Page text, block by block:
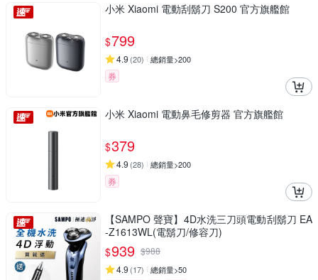
小米 Xiaomi 電動刮鬍刀 S200 官方旗艦館
$799
4.9 (20) 總銷量>200
券
小米 Xiaomi 電動鼻毛修剪器 官方旗艦館
$379
4.9 (28) 總銷量>200
券
【SAMPO 聲寶】4D水洗三刀頭電動刮鬍刀 EA
-Z1613WL(電鬍刀/修容刀)
$939 $988
4.9 (17) 總銷量>50